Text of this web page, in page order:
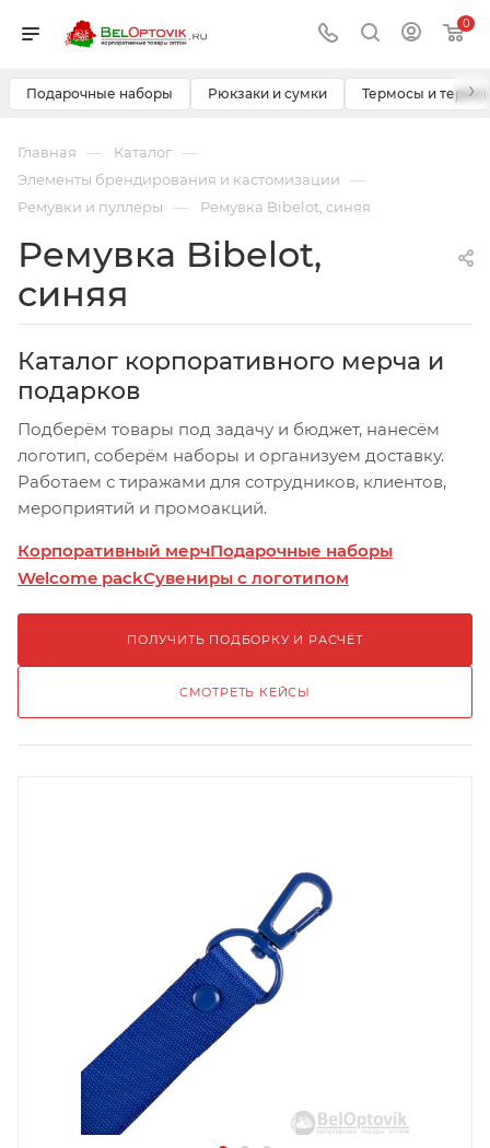
0
Подарочные наборы Рюкзаки и сумки Термосы и ›
Главная — Каталог —
Элементы брендирования и кастомизации —
Ремувки и пуллеры — Ремувка Bibelot, синяя
Ремувка Bibelot,
синяя
Каталог корпоративного мерча и
подарков
Подберём товары под задачу и бюджет, нанесём
логотип, соберём наборы и организуем доставку.
Работаем с тиражами для сотрудников, клиентов,
мероприятий и промоакций.
Корпоративный мерчПодарочные наборы
Welcome packСувениры с логотипом
ПОЛУЧИТЬ ПОДБОРКУ И РАСЧЁТ
СМОТРЕТЬ КЕЙСЫ